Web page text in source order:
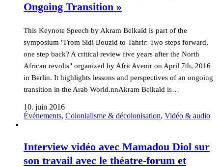
Ongoing Transition »
This Keynote Speech by Akram Belkaïd is part of the
symposium "From Sidi Bouzid to Tahrir: Two steps forward,
one step back? A critical review five years after the North
African revolts" organized by AfricAvenir on April 7th, 2016
in Berlin. It highlights lessons and perspectives of an ongoing
transition in the Arab World.nnAkram Belkaïd is…
10. juin 2016
Événements, Colonialisme & décolonisation, Vidéo & audio
Interview vidéo avec Mamadou Diol sur
son travail avec le théatre-forum et